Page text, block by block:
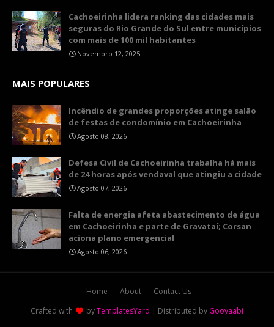
Cachoeirinha lidera ranking das cidades mais
seguras do Rio Grande do Sul entre municípios
com mais de 100 mil habitantes
Novembro 12, 2025
MAIS POPULARES
Incêndio de grandes proporções atinge salão
de festas de condomínio em Cachoeirinha
Agosto 08, 2026
Defesa Civil de Cachoeirinha trabalha há mais
de 24 horas após vendaval que atingiu a cidade
Agosto 07, 2026
Falta de energia afeta abastecimento de água
em Cachoeirinha e parte de Gravataí; Corsan
aciona plano emergencial
Agosto 06, 2026
Home About
Contact Us
Crafted with
byTemplatesYard | Distributed by Gooyaabi